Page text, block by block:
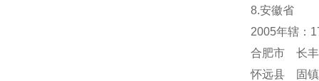
8.安徽省
2005年辖：
合肥市 长
怀远县 固